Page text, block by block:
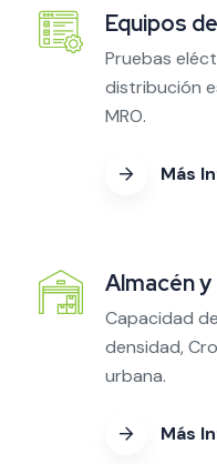
Equipos
Pruebas
distribución
MRO.
Más
Almacén
Capacidad
densidad,
urbana.
Más